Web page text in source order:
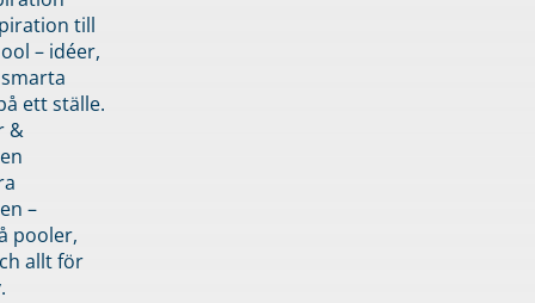
till
– idéer,
ett ställe.
&
–
pooler,
allt för